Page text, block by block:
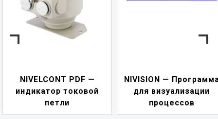
NIVELCONT PDF —
индикатор токовой
петли
NIVISION —
для визуализации
процессов